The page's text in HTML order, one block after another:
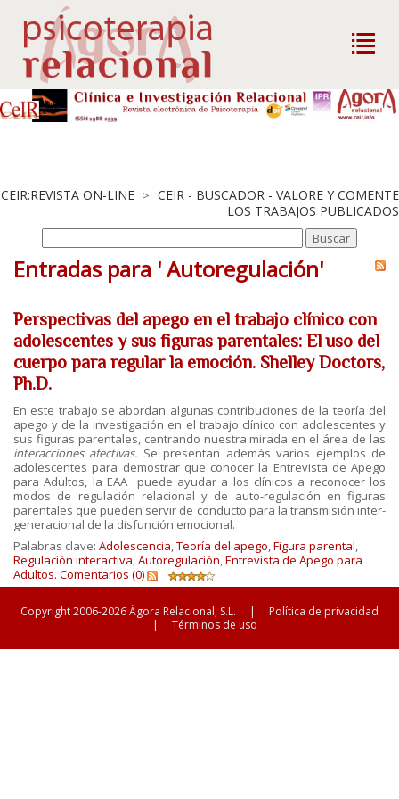
CEIR:REVISTA ON-LINE > CEIR - BUSCADOR - VALORE Y COMENTE
LOS TRABAJOS PUBLICADOS
Entradas para ' Autoregulación'
Perspectivas del apego en el trabajo clínico con
adolescentes y sus figuras parentales: El uso del
cuerpo para regular la emoción. Shelley Doctors,
Ph.D.
En este trabajo se abordan algunas contribuciones de la teoría del
apego y de la investigación en el trabajo clínico con adolescentes y
sus figuras parentales, centrando nuestra mirada en el área de las
interacciones afectivas. Se presentan además varios ejemplos de
adolescentes para demostrar que conocer la Entrevista de Apego
para Adultos, la EAA puede ayudar a los clínicos a reconocer los
modos de regulación relacional y de auto-regulación en figuras
parentales que pueden servir de conducto para la transmisión inter-
generacional de la disfunción emocional.
Palabras clave: Adolescencia,Teoría del apego,Figura parental,
Regulación interactiva,Autoregulación,Entrevista de Apego para
Adultos. Comentarios (0)
Copyright 2006-2026 Ágora Relacional, S.L. |
Política de privacidad
|
Términos de uso